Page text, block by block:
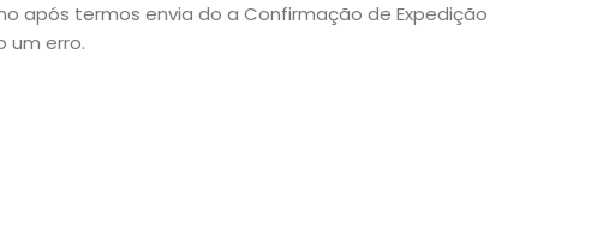
após termos envia do a Confirmação de Expedição
um erro.